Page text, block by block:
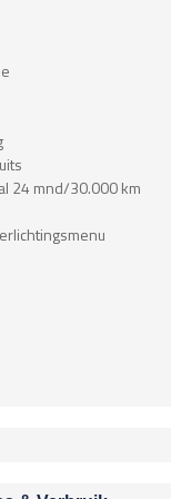
24 mnd/30.000 km